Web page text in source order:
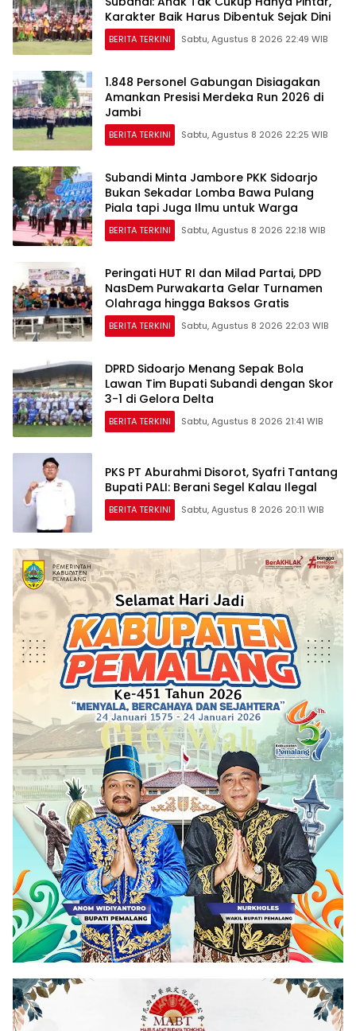
Karakter Baik Harus Dibentuk Sejak Dini
BERITA TERKINI Sabtu, Agustus 8 2026 22:49 WIB
1.848 Personel Gabungan Disiagakan
Amankan Presisi Merdeka Run 2026 di
Jambi
BERITA TERKINI Sabtu, Agustus 8 2026 22:25 WIB
Subandi Minta Jambore PKK Sidoarjo
Bukan Sekadar Lomba Bawa Pulang
Piala tapi Juga Ilmu untuk Warga
BERITA TERKINI Sabtu, Agustus 8 2026 22:18 WIB
Peringati HUT RI dan Milad Partai, DPD
NasDem Purwakarta Gelar Turnamen
Olahraga hingga Baksos Gratis
BERITA TERKINI Sabtu, Agustus 8 2026 22:03 WIB
DPRD Sidoarjo Menang Sepak Bola
Lawan Tim Bupati Subandi dengan Skor
3-1 di Gelora Delta
BERITA TERKINI Sabtu, Agustus 8 2026 21:41 WIB
PKS PT Aburahmi Disorot, Syafri Tantang
Bupati PALI: Berani Segel Kalau Ilegal
BERITA TERKINI Sabtu, Agustus 8 2026 20:11 WIB